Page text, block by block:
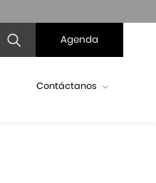
Agenda
Contáctanos